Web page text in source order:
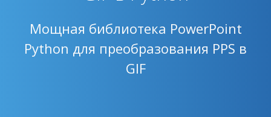
Мощная библиотека PowerPoint
Python для преобразования PPS в
GIF